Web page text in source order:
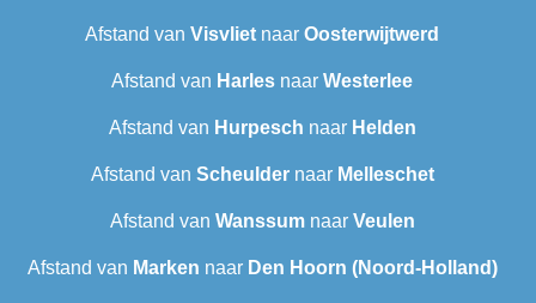
Afstand van Visvliet naar Oosterwijtwerd
Afstand van Harles naar Westerlee
Afstand van Hurpesch naar Helden
Afstand van Scheuldernaar Melleschet
Afstand van Wanssumnaar Veulen
Afstand van Marken naar Den Hoorn (Noord-Holland)